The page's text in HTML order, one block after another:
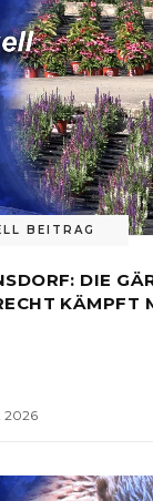
BEITRAG
DIE
KÄMPFT
2026